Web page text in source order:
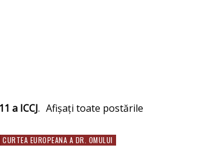
a ICCJ. Afișați toate postările
CURTEA EUROPEANA A DR. OMULUI